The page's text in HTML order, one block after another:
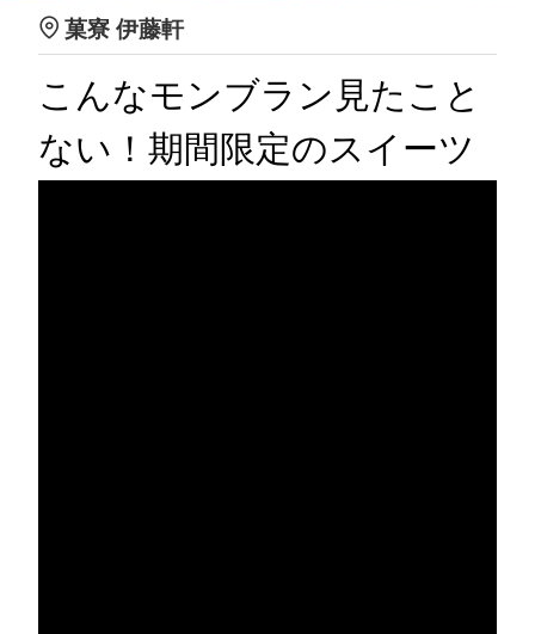
菓寮 伊藤軒
こんなモンブラン見たこと
ない！期間限定のスイーツ